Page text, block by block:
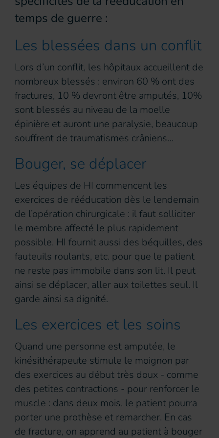
temps de guerre :
Les blessées dans un conflit
Lors d’un conflit, les hôpitaux accueillent de
nombreux blessés : environ 60 % ont des
fractures, 10 % devront être amputés, 10%
sont blessés au niveau de la moelle
épinière et auront une paralysie, beaucoup
souffrent de traumatismes crâniens…
Bouger, se déplacer
Les équipes de HI commencent les
exercices de rééducation dès le lendemain
de l’opération chirurgicale : il faut solliciter
le membre affecté le plus rapidement
possible. HI fournit aussi des béquilles, des
fauteuils roulants, etc. pour que le patient
ne reste pas immobile dans son lit. Il peut
ainsi se déplacer, aller aux toilettes seul. Il
garde ainsi sa dignité.
Les exercices et les soins
Quand une personne est amputée, le
kinésithérapeute stimule le moignon par
des exercices au début très doux - comme
des petites contractions - pour renforcer le
muscle : dans deux mois, le patient pourra
porter une prothèse et remarcher. En cas
de fracture, on apprend au patient à bouger